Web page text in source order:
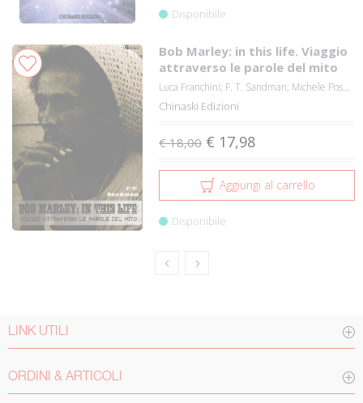
Disponibile
Bob Marley: in this life. Viaggio
attraverso le parole del mito
Luca Franchini; F. T. Sandman; Michele Pos...
Chinaski Edizioni
€ 18,00 € 17,98
Aggiungi al carrello
Disponibile
LINK UTILI
ORDINI & ARTICOLI